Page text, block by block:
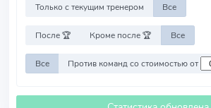
Только с текущим тренером Все
После 🏆 Кроме после 🏆 Все
Все Против команд со стоимостью от